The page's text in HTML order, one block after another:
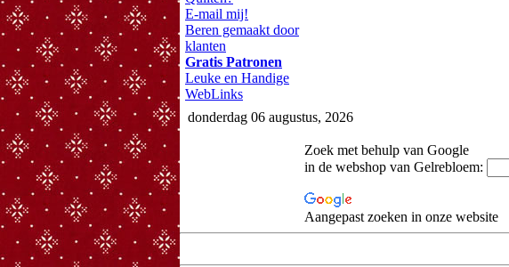
E-mail mij!
Beren gemaakt door
klanten
Gratis Patronen
Leuke en Handige
WebLinks
donderdag 06 augustus, 2026
Zoek met behulp van Google
in de webshop van Gelrebloem:
Aangepast zoeken in onze website